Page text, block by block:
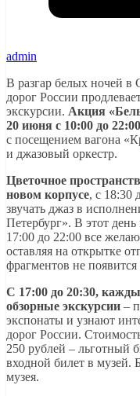
admin
В разгар белых ночей в
дорог России
экскурсии. Акция
20 июня с 10:00 до 22:00
с посещением вагона
и джазовый оркестр.
Цветочное
новом корпусе, с 18:30
звучать джаз в
Петербург». В этот
17:00 до 22:00 все
оставляя на открытке
фрагментов не появится
С 17:00 до 20:30,
обзорные экскурсии –
экспонаты и узнают
дорог России.
250 рублей – льготный
входной билет в музей.
музея.